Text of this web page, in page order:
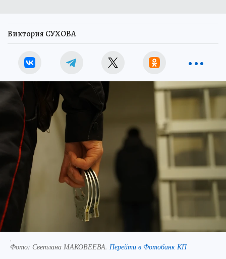
Виктория СУХОВА
.
Фото: Светлана МАКОВЕЕВА. Перейти в Фотобанк КП